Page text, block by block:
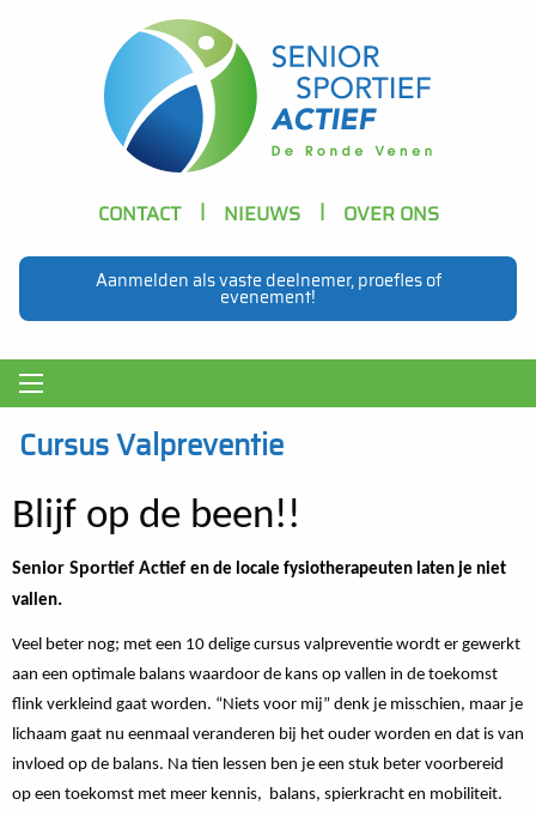
Skip to main content
Header
Navigation
CONTACT NIEUWS OVER ONS
Aanmelden als vaste deelnemer, proefles of
evenement!
Main
navigation
Cursus Valpreventie
Blijf op de been!!
Senior Sportief Actief en de locale fysiotherapeuten laten je niet
vallen.
Veel beter nog; met een 10 delige cursus valpreventie wordt er gewerkt
aan een optimale balans waardoor de kans op vallen in de toekomst
flink verkleind gaat worden. “Niets voor mij” denk je misschien, maar je
lichaam gaat nu eenmaal veranderen bij het ouder worden en dat is van
invloed op de balans. Na tien lessen ben je een stuk beter voorbereid
op een toekomst met meer kennis, balans, spierkracht en mobiliteit.